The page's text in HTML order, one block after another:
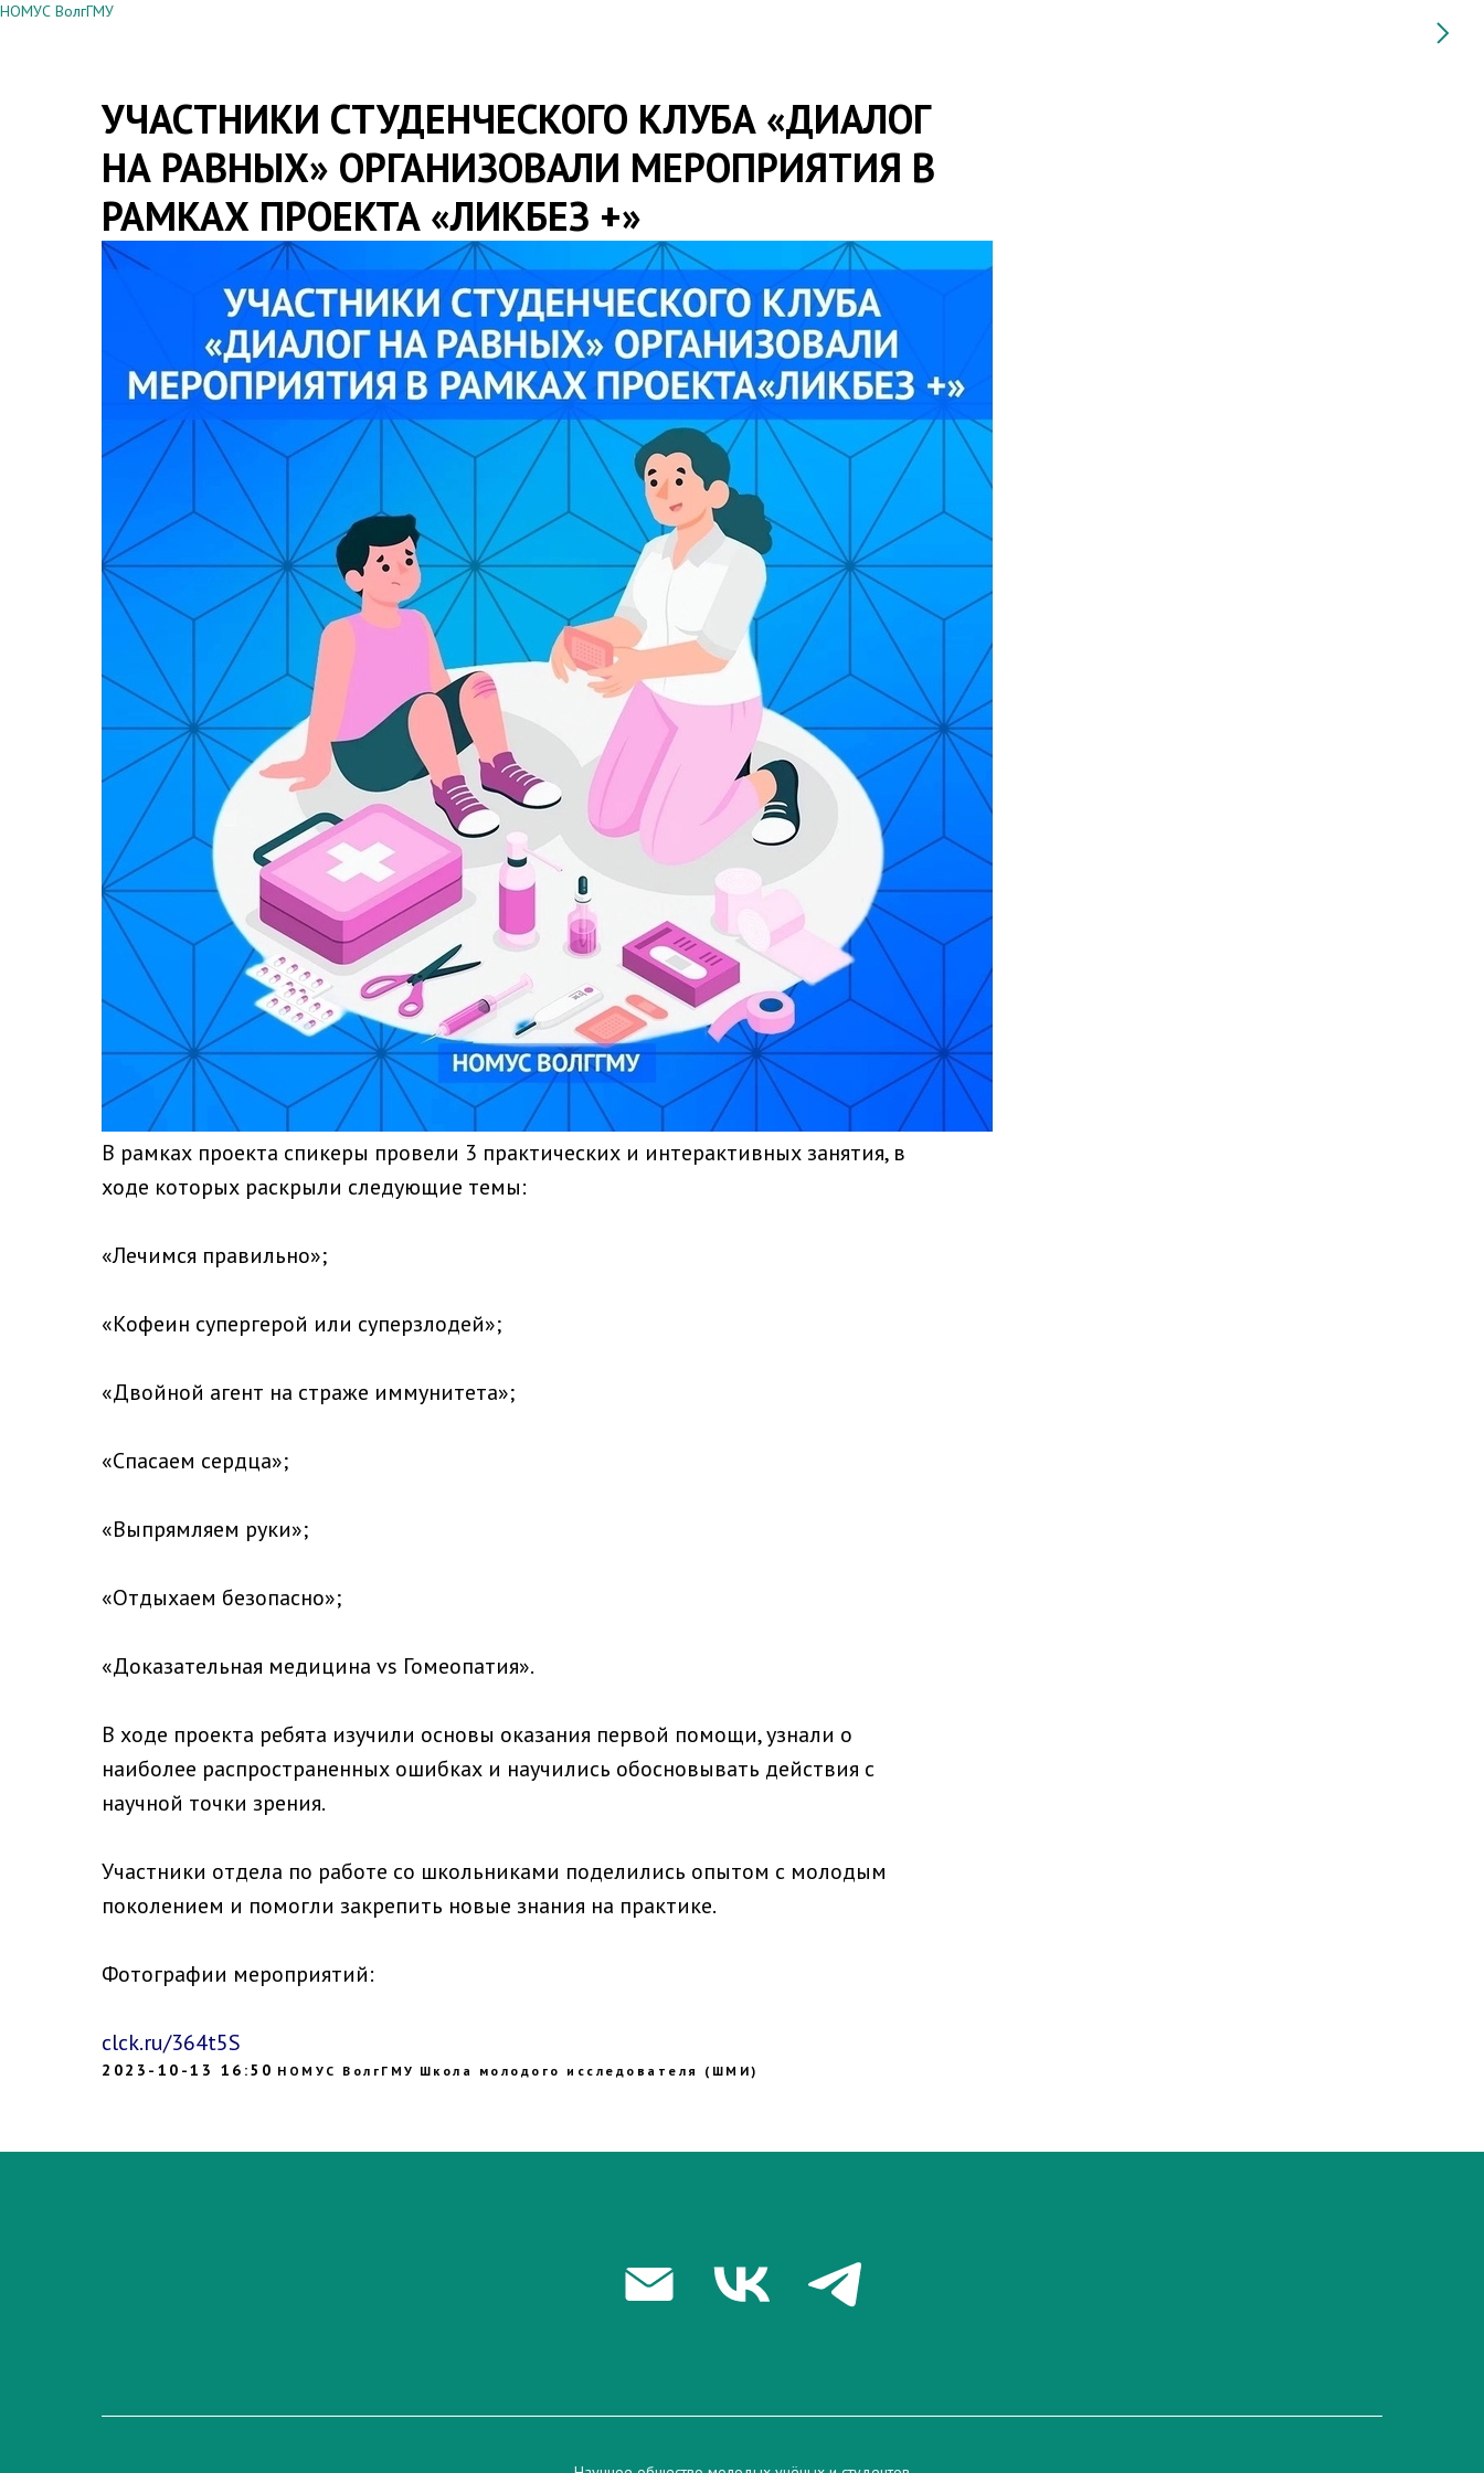
НОМУС ВолгГМУ
УЧАСТНИКИ СТУДЕНЧЕСКОГО КЛУБА «ДИАЛОГ
НА РАВНЫХ» ОРГАНИЗОВАЛИ МЕРОПРИЯТИЯ В
РАМКАХ ПРОЕКТА «ЛИКБЕЗ +»
В рамках проекта спикеры провели 3 практических и интерактивных занятия, в
ходе которых раскрыли следующие темы:
«Лечимся правильно»;
«Кофеин супергерой или суперзлодей»;
«Двойной агент на страже иммунитета»;
«Спасаем сердца»;
«Выпрямляем руки»;
«Отдыхаем безопасно»;
«Доказательная медицина vs Гомеопатия».
В ходе проекта ребята изучили основы оказания первой помощи, узнали о
наиболее распространенных ошибках и научились обосновывать действия с
научной точки зрения.
Участники отдела по работе со школьниками поделились опытом с молодым
поколением и помогли закрепить новые знания на практике.
Фотографии мероприятий:
clck.ru/364t5S
2023-10-13 16:50 НОМУС ВолгГМУ Школа молодого исследователя (ШМИ)